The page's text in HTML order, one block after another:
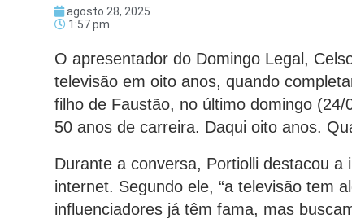
agosto 28, 2025
1:57 pm
O apresentador do Domingo Legal,
televisão em oito anos, quando
filho de Faustão, no último domingo
50 anos de carreira. Daqui oito anos.
Durante a conversa, Portiolli destacou
internet. Segundo ele, “a televisão tem
influenciadores já têm fama, mas